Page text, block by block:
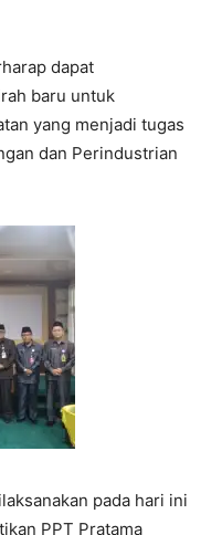
dapat
baru untuk
yang menjadi tugas
dan Perindustrian
pada hari ini
PPT Pratama